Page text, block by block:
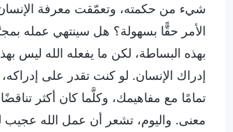
شيء من حكمته، وتعمّقت معرفة الإنسان
الأمر حقًّا بسهولة؟ هل سينتهي عمله
بهذه البساطة، لكن ما يفعله الله
إدراك الإنسان. لو كنت تقدر على
تمامًا مع مفاهيمك، وكلَّما كان أكثر
معنى. واليوم، تشعر أن عمل الله عجيب